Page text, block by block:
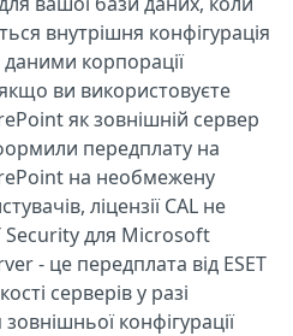
внутрішня конфігурація
даними корпорації
ви використовуєте
як зовнішній сервер
передплату на
на необмежену
ліцензії CAL не
Security для Microsoft
- це передплата від ESET
серверів у разі
конфігурації